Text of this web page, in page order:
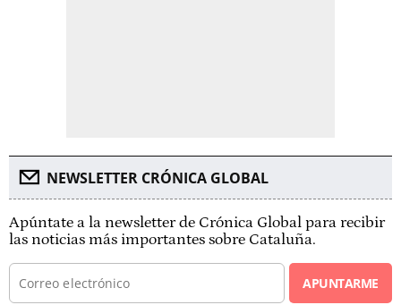
NEWSLETTER CRÓNICA GLOBAL
Apúntate a la newsletter de Crónica Global para recibir
las noticias más importantes sobre Cataluña.
APUNTARME